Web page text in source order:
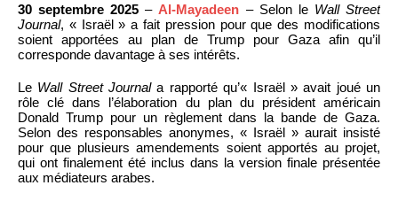
30 septembre 2025 – Al-Mayadeen – Selon le Wall Street
Journal, « Israël » a fait pression pour que des modifications
soient apportées au plan de Trump pour Gaza afin qu’il
corresponde davantage à ses intérêts.
Le Wall Street Journala rapporté qu’« Israël » avait joué un
rôle clé dans l’élaboration du plan du président américain
Donald Trump pour un règlement dans la bande de Gaza.
Selon des responsables anonymes, « Israël » aurait insisté
pour que plusieurs amendements soient apportés au projet,
qui ont finalement été inclus dans la version finale présentée
aux médiateurs arabes.